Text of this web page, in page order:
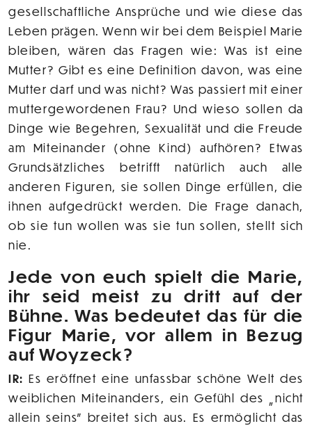
gesellschaftliche Ansprüche und wie diese das
Leben prägen. Wenn wir bei dem Beispiel Marie
bleiben, wären das Fragen wie: Was ist eine
Mutter? Gibt es eine Definition davon, was eine
Mutter darf und was nicht? Was passiert mit einer
muttergewordenen Frau? Und wieso sollen da
Dinge wie Begehren, Sexualität und die Freude
am Miteinander (ohne Kind) aufhören? Etwas
Grundsätzliches betrifft natürlich auch alle
anderen Figuren, sie sollen Dinge erfüllen, die
ihnen aufgedrückt werden. Die Frage danach,
ob sie tun wollen was sie tun sollen, stellt sich
nie.
Jede von euch spielt die Marie,
ihr seid meist zu dritt auf der
Bühne. Was bedeutet das für die
Figur Marie, vor allem in Bezug
auf Woyzeck?
IR: Es eröffnet eine unfassbar schöne Welt des
weiblichen Miteinanders, ein Gefühl des „nicht
allein seins" breitet sich aus. Es ermöglicht das